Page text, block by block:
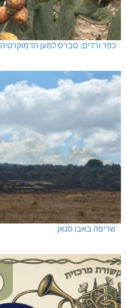
כפר ורדים: סברס למען הדמוקרטיה
שריפה באבו סנאן